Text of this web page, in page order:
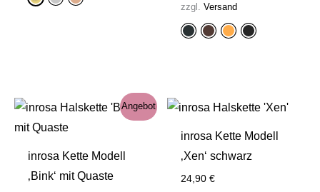
zzgl.Versand
Angebot
inrosa Kette Modell
‚Bink‘ mit Quaste
inrosa Kette Modell
‚Xen‘ schwarz
24,90€